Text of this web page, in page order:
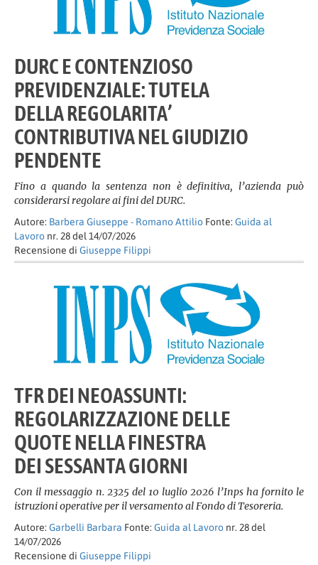
DURC E CONTENZIOSO
PREVIDENZIALE: TUTELA
DELLA REGOLARITA’
CONTRIBUTIVA NEL GIUDIZIO
PENDENTE
Fino a quando la sentenza non è definitiva, l’azienda può
considerarsi regolare ai fini del DURC.
Autore: Barbera Giuseppe - Romano Attilio Fonte: Guida al
Lavoro nr. 28 del 14/07/2026
Recensione di Giuseppe Filippi
TFR DEI NEOASSUNTI:
REGOLARIZZAZIONE DELLE
QUOTE NELLA FINESTRA
DEI SESSANTA GIORNI
Con il messaggio n. 2325 del 10 luglio 2026 l’Inps ha fornito le
istruzioni operative per il versamento al Fondo di Tesoreria.
Autore: Garbelli Barbara Fonte: Guida al Lavoro nr. 28 del
14/07/2026
Recensione di Giuseppe Filippi